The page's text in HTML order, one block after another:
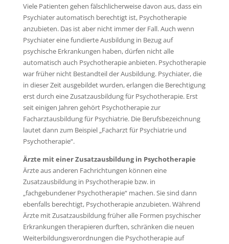
Viele Patienten gehen fälschlicherweise davon aus, dass ein
Psychiater automatisch berechtigt ist, Psychotherapie
anzubieten. Das ist aber nicht immer der Fall. Auch wenn
Psychiater eine fundierte Ausbildung in Bezug auf
psychische Erkrankungen haben, dürfen nicht alle
automatisch auch Psychotherapie anbieten. Psychotherapie
war früher nicht Bestandteil der Ausbildung. Psychiater, die
in dieser Zeit ausgebildet wurden, erlangen die Berechtigung
erst durch eine Zusatzausbildung für Psychotherapie. Erst
seit einigen Jahren gehört Psychotherapie zur
Facharztausbildung für Psychiatrie. Die Berufsbezeichnung
lautet dann zum Beispiel „Facharzt für Psychiatrie und
Psychotherapie“.
Ärzte mit einer Zusatzausbildung in Psychotherapie
Ärzte aus anderen Fachrichtungen können eine
Zusatzausbildung in Psychotherapie bzw. in
„fachgebundener Psychotherapie“ machen. Sie sind dann
ebenfalls berechtigt, Psychotherapie anzubieten. Während
Ärzte mit Zusatzausbildung früher alle Formen psychischer
Erkrankungen therapieren durften, schränken die neuen
Weiterbildungsverordnungen die Psychotherapie auf